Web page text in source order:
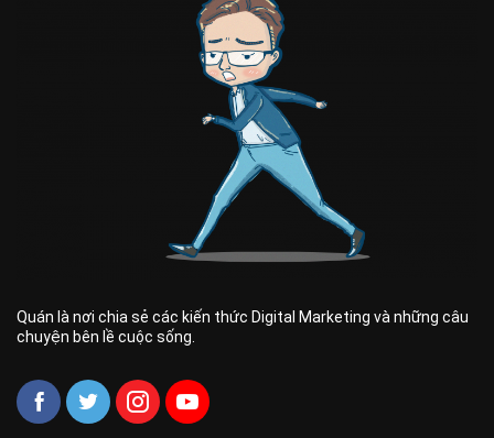
Quán là nơi chia sẻ các kiến thức Digital Marketing và những câu
chuyện bên lề cuộc sống.